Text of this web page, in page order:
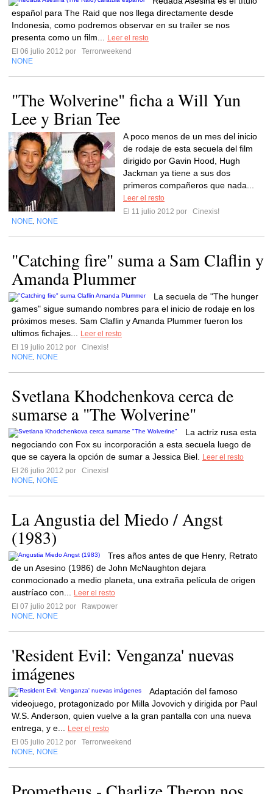
español para The Raid que nos llega directamente desde
Indonesia, como podremos observar en su trailer se nos
presenta como un film...
Leer el resto
El 06 julio 2012 por
Terrorweekend
NONE
"The Wolverine" ficha a Will Yun
Lee y Brian Tee
A poco menos de un mes del inicio
de rodaje de esta secuela del film
dirigido por Gavin Hood, Hugh
Jackman ya tiene a sus dos
primeros compañeros que nada...
Leer el resto
El 11 julio 2012 por
Cinexis!
NONE NONE
"Catching fire" suma a Sam Claflin y
Amanda Plummer
La secuela de "The hunger
games" sigue sumando nombres para el inicio de rodaje en los
próximos meses. Sam Claflin y Amanda Plummer fueron los
ultimos fichajes...
Leer el resto
El 19 julio 2012 por
Cinexis!
NONE NONE
Svetlana Khodchenkova cerca de
sumarse a "The Wolverine"
La actriz rusa esta
negociando con Fox su incorporación a esta secuela luego de
que se cayera la opción de sumar a Jessica Biel.
Leer el resto
El 26 julio 2012 por
Cinexis!
NONE NONE
La Angustia del Miedo / Angst
(1983)
Tres años antes de que Henry, Retrato
de un Asesino (1986) de John McNaughton dejara
conmocionado a medio planeta, una extraña película de origen
austríaco con...
Leer el resto
El 07 julio 2012 por
Rawpower
NONE NONE
'Resident Evil: Venganza' nuevas
imágenes
Adaptación del famoso
videojuego, protagonizado por Milla Jovovich y dirigida por Paul
W.S. Anderson, quien vuelve a la gran pantalla con una nueva
entrega, y e...
Leer el resto
El 05 julio 2012 por
Terrorweekend
NONE NONE